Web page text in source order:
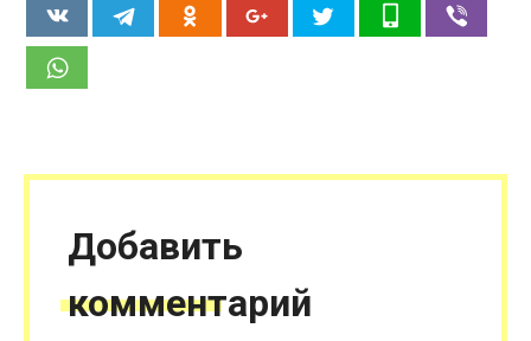
Добавить
комментарий